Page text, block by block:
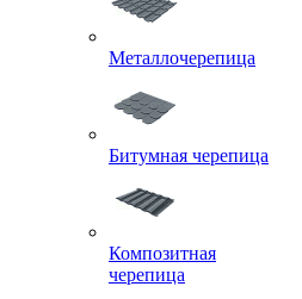
Металлочерепица
Битумная черепица
Композитная
черепица